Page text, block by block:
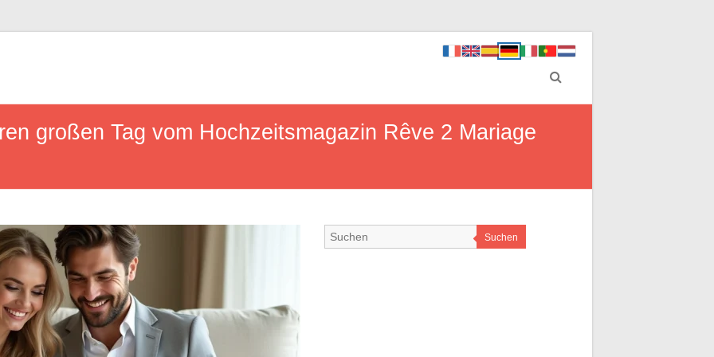
großen Tag vom Hochzeitsmagazin Rêve 2 Mariage
Suchen